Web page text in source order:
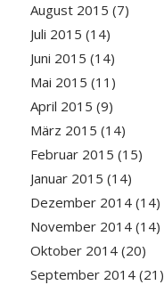
August 2015 (7)
Juli 2015 (14)
Juni 2015 (14)
Mai 2015 (11)
April 2015 (9)
März 2015 (14)
Februar 2015 (15)
Januar 2015 (14)
Dezember 2014(14)
November 2014(14)
Oktober 2014(20)
September 2014(21)